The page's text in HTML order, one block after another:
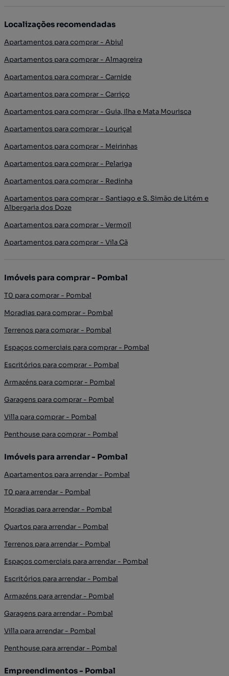
Localizações recomendadas
Apartamentos para comprar - Abiul
Apartamentos para comprar - Almagreira
Apartamentos para comprar - Carnide
Apartamentos para comprar - Carriço
Apartamentos para comprar - Guia, Ilha e Mata Mourisca
Apartamentos para comprar - Louriçal
Apartamentos para comprar - Meirinhas
Apartamentos para comprar - Pelariga
Apartamentos para comprar - Redinha
Apartamentos para comprar - Santiago e S. Simão de Litém e
Albergaria dos Doze
Apartamentos para comprar - Vermoil
Apartamentos para comprar - Vila Cã
Imóveis para comprar - Pombal
T0 para comprar - Pombal
Moradias para comprar - Pombal
Terrenos para comprar - Pombal
Espaços comerciais para comprar - Pombal
Escritórios para comprar - Pombal
Armazéns para comprar - Pombal
Garagens para comprar - Pombal
Villa para comprar - Pombal
Penthouse para comprar - Pombal
Imóveis para arrendar - Pombal
Apartamentos para arrendar - Pombal
T0 para arrendar - Pombal
Moradias para arrendar - Pombal
Quartos para arrendar - Pombal
Terrenos para arrendar - Pombal
Espaços comerciais para arrendar - Pombal
Escritórios para arrendar - Pombal
Armazéns para arrendar - Pombal
Garagens para arrendar - Pombal
Villa para arrendar - Pombal
Penthouse para arrendar - Pombal
Empreendimentos - Pombal